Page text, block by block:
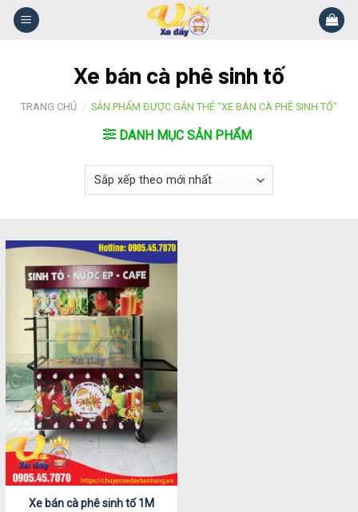
Skip
Xe bán cà phê sinh tố
TRANG CHỦ / SẢN PHẨM ĐƯỢC GẮN THẺ “XE BÁN CÀ PHÊ SINH TỐ”
DANH MỤC SẢN PHẨM
Xe bán cà phê sinh tố 1M